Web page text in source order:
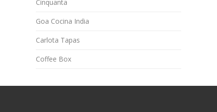
Cinquanta
Goa Cocina India
Carlota Tapas
Coffee Box